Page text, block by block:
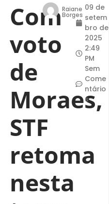
Com
voto
de
Moraes,
STF
retoma
nesta
Raiane
Borges
09 de
setem
bro de
2025
2:49
PM
Sem
Come
ntário
s